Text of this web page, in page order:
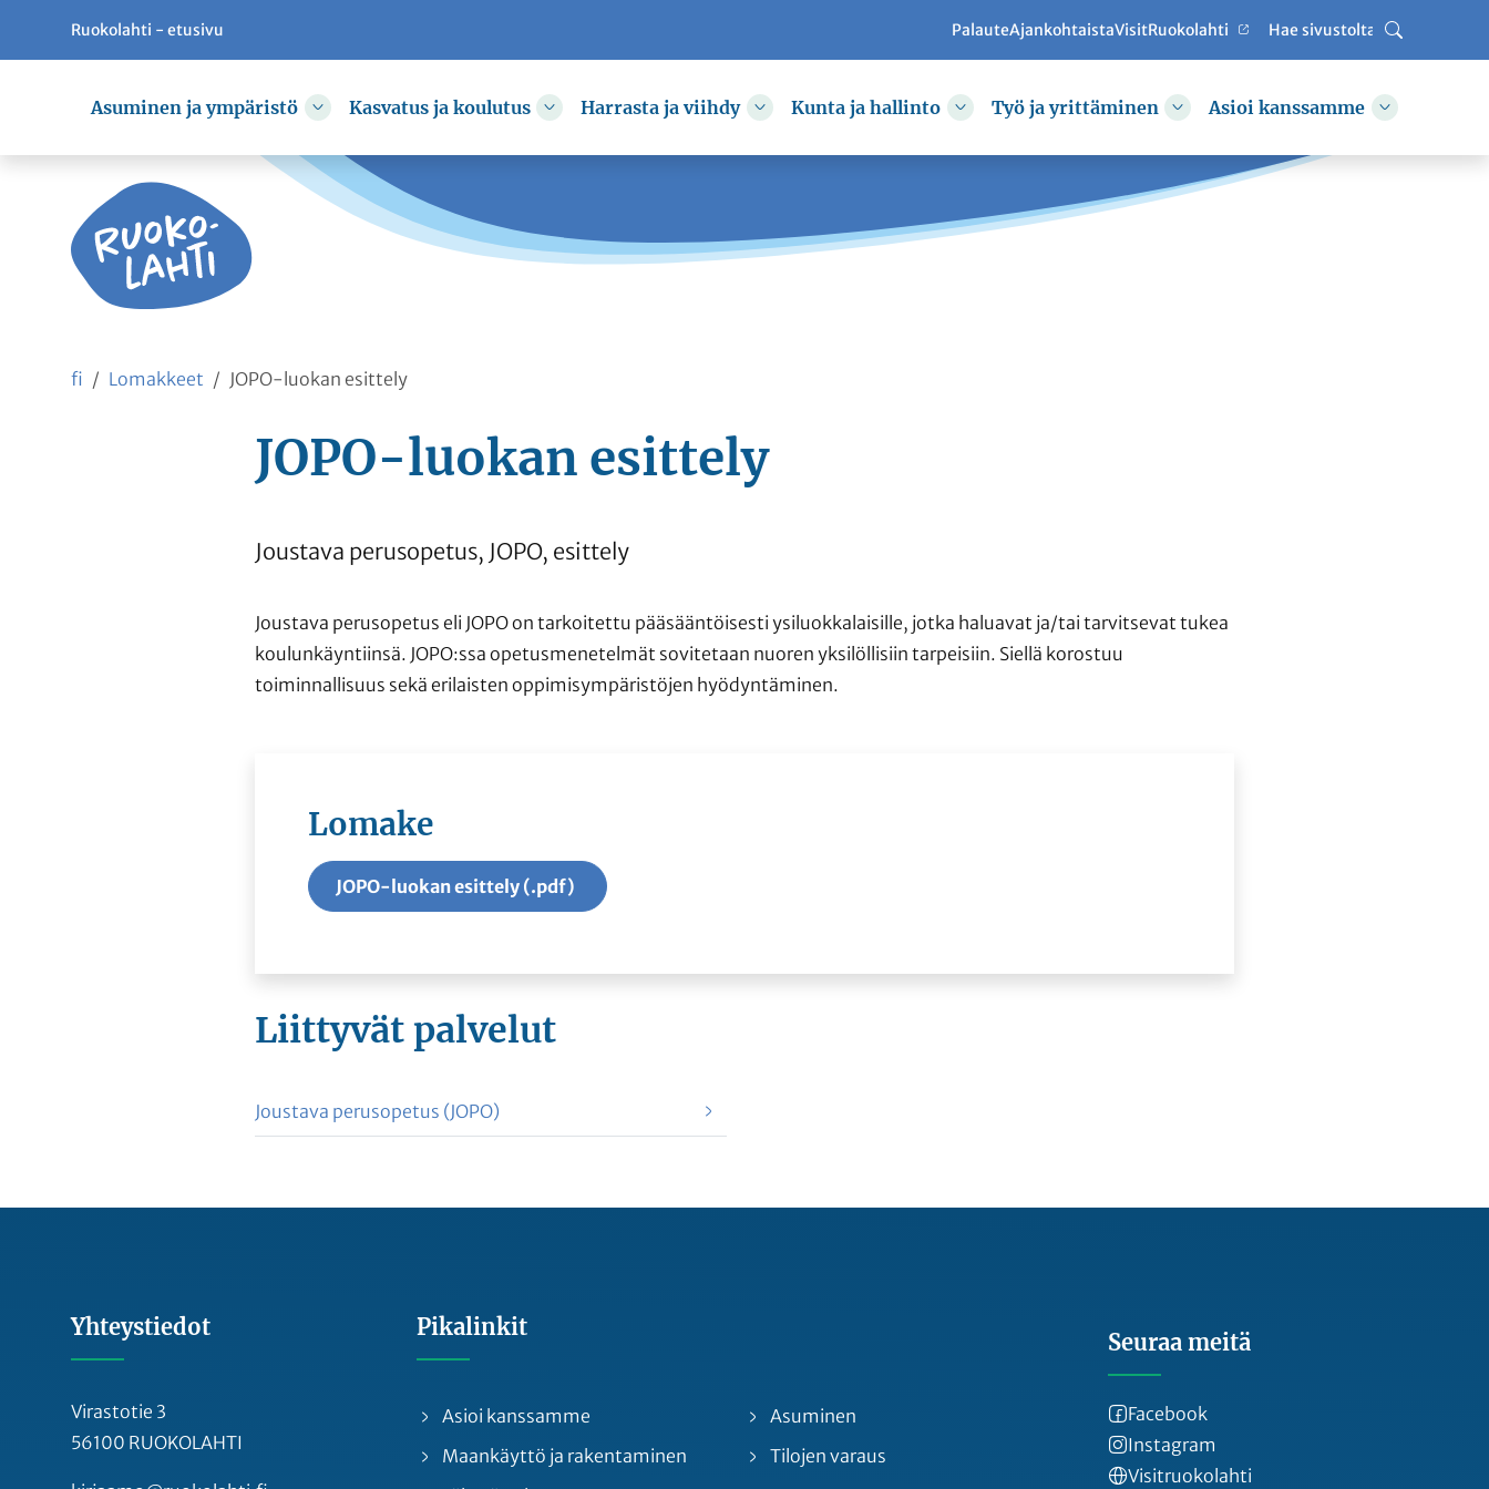
Siirry pääsisältöön
Ruokolahti - etusivu PalauteAjankohtaistaVisitRuokolahti
Haku
Asuminen ja ympäristö
Vaihda alasvetovalikkoa
Kasvatus ja koulutus
Vaihda alasvetovalikkoa
Harrasta ja viihdy
Vaihda alasvetovalikkoa
Kunta ja hallinto
Vaihda alasvetovalikkoa
Työ ja yrittäminen
Vaihda alasvetovalikkoa
Asioi kanssamme
Vaihda
fi Lomakkeet JOPO-luokan esittely
JOPO-luokan esittely
Joustava perusopetus, JOPO, esittely
Joustava perusopetus eli JOPO on tarkoitettu pääsääntöisesti ysiluokkalaisille, jotka haluavat ja/tai tarvitsevat tukea
koulunkäyntiinsä. JOPO:ssa opetusmenetelmät sovitetaan nuoren yksilöllisiin tarpeisiin. Siellä korostuu
toiminnallisuus sekä erilaisten oppimisympäristöjen hyödyntäminen.
Lomake
JOPO-luokan esittely (.pdf)
Liittyvät palvelut
Joustava perusopetus (JOPO)
Yhteystiedot
Virastotie 3
56100 RUOKOLAHTI
Pikalinkit
Asioi kanssamme
Asuminen
Maankäyttö ja rakentaminen
Tilojen varaus
Seuraa meitä
Facebook
Instagram
Visitruokolahti